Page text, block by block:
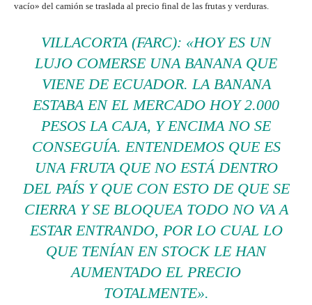
vacío» del camión se traslada al precio final de las frutas y verduras.
VILLACORTA (FARC): «HOY ES UN
LUJO COMERSE UNA BANANA QUE
VIENE DE ECUADOR. LA BANANA
ESTABA EN EL MERCADO HOY 2.000
PESOS LA CAJA, Y ENCIMA NO SE
CONSEGUÍA. ENTENDEMOS QUE ES
UNA FRUTA QUE NO ESTÁ DENTRO
DEL PAÍS Y QUE CON ESTO DE QUE SE
CIERRA Y SE BLOQUEA TODO NO VA A
ESTAR ENTRANDO, POR LO CUAL LO
QUE TENÍAN EN STOCK LE HAN
AUMENTADO EL PRECIO
TOTALMENTE».